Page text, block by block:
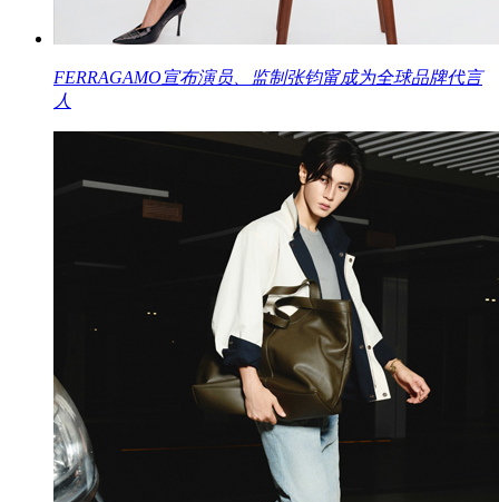
FERRAGAMO宣布演员、监制张钧甯成为全球品牌代言
人